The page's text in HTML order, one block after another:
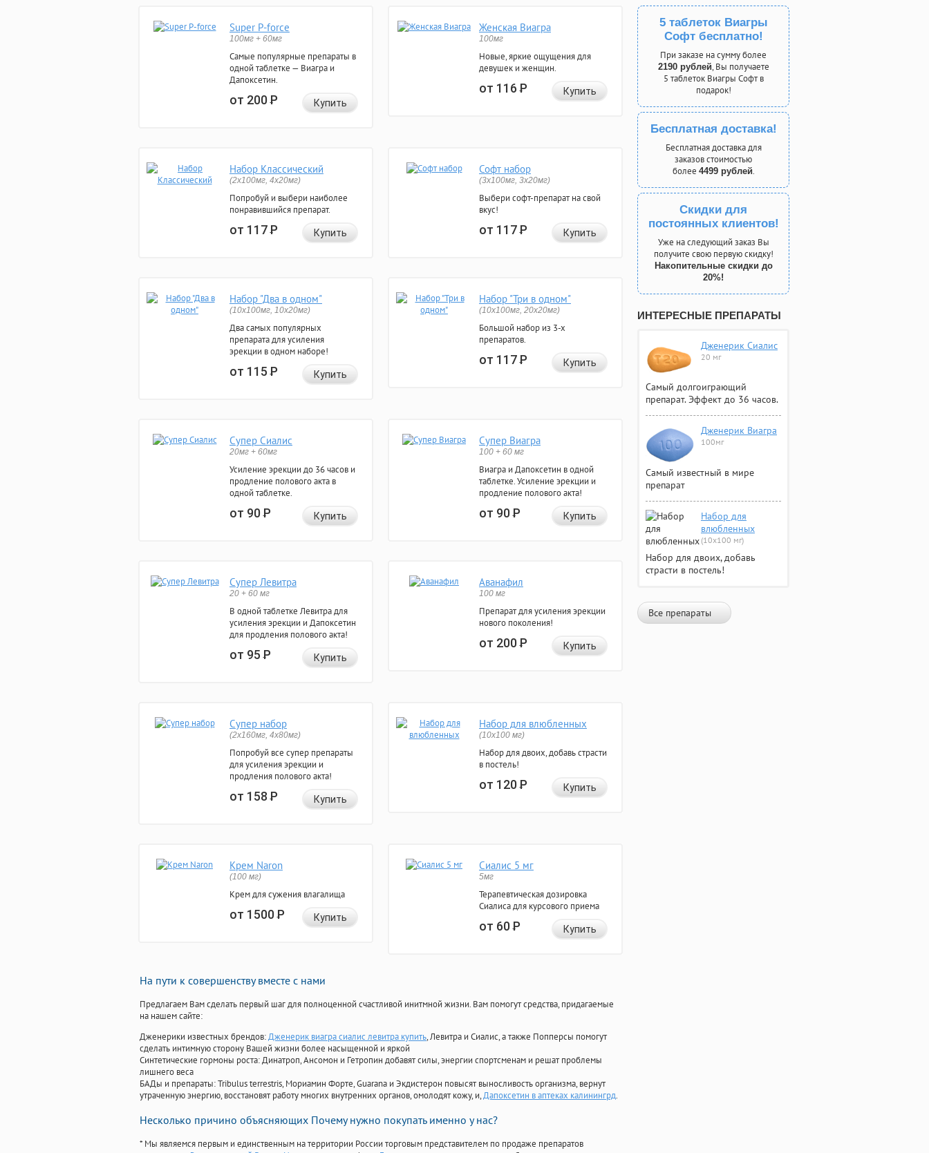
Super P-force
100мг + 60мг
Самые популярные препараты в
одной таблетке — Виагра и
Дапоксетин.
от 200Р Купить
Женская Виагра
100мг
Новые, яркие ощущения для
девушек и женщин.
от 116Р Купить
Набор Классический
(2x100мг, 4x20мг)
Попробуй и выбери наиболее
понравившийся препарат.
от 117Р Купить
Софт набор
(3x100мг, 3x20мг)
Выбери софт-препарат на свой
вкус!
от 117Р Купить
Набор "Два в одном"
(10x100мг, 10x20мг)
Два самых популярных
препарата для усиления
эрекции в одном наборе!
от 115Р Купить
Набор "Три в одном"
(10x100мг, 20x20мг)
Большой набор из 3-х
препаратов.
от 117Р Купить
Супер Сиалис
20мг + 60мг
Усиление эрекции до 36 часов и
продление полового акта в
одной таблетке.
от 90Р Купить
Супер Виагра
100 + 60 мг
Виагра и Дапоксетин в одной
таблетке. Усиление эрекции и
продление полового акта!
от 90Р Купить
Супер Левитра
20 + 60 мг
В одной таблетке Левитра для
усиления эрекции и Дапоксетин
для продления полового акта!
от 95Р Купить
Аванафил
100 мг
Препарат для усиления эрекции
нового поколения!
от 200Р Купить
Супер набор
(2х160мг, 4х80мг)
Попробуй все супер препараты
для усиления эрекции и
продления полового акта!
от 158Р Купить
Набор для влюбленных
(10х100 мг)
Набор для двоих, добавь страсти
в постель!
от 120Р Купить
Крем Naron
(100 мг)
Крем для сужения влагалища
от 1500Р Купить
Сиалис 5 мг
5мг
Терапевтическая дозировка
Сиалиса для курсового приема
от 60Р Купить
На пути к совершенству вместе с нами
Предлагаем Вам сделать первый шаг для полноценной счастливой инитмной жизни. Вам помогут средства, придагаемые
на нашем сайте:
Дженерики известных брендов:Дженерик виагра сиалис левитра купить, Левитра и Сиалис, а также Попперсы помогут
сделать интимную сторону Вашей жизни более насыщенной и яркой
Синтетические гормоны роста: Динатроп, Ансомон и Гетропин добавят силы, энергии спортсменам и решат проблемы
лишнего веса
БАДы и препараты:Tribulus terrestris, Мориамин Форте, Guarana и Экдистерон повысят выносливость организма, вернут
утраченную энергию, восстановят работу многих внутренних органов, омолодят кожу, и,Дапоксетин в аптеках калинингрд.
Несколько причино объясняющих Почему нужно покупать именно у нас?
* Мы являемся первым и единственным на территории России торговым представителем по продаже препаратов
5 таблеток Виагры
Софт бесплатно!
При заказе на сумму более
2190 рублей, Вы получаете
5 таблеток Виагры Софт в
подарок!
Бесплатная доставка!
Бесплатная доставка для
заказов стоимостью
более 4499 рублей.
Скидки для
постоянных клиентов!
Уже на следующий заказ Вы
получите свою первую скидку!
Накопительные скидки до
20%!
ИНТЕРЕСНЫЕ ПРЕПАРАТЫ
Дженерик Сиалис
20 мг
Самый долгоиграющий
препарат. Эффект до 36 часов.
Дженерик Виагра
100мг
Самый известный в мире
препарат
Набор для
влюбленных
(10х100 мг)
Набор для двоих, добавь
страсти в постель!
Все препараты